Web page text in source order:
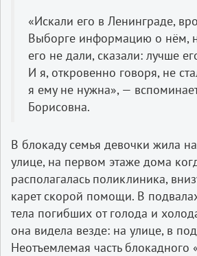
«Искали его в Ленинграде,
Выборге информацию о нём,
его не дали, сказали: лучше
И я, откровенно говоря, не
я ему не нужна», —
Борисовна.
В блокаду семья девочки жила
улице, на первом этаже дома
располагалась поликлиника,
карет скорой помощи. В
тела погибших от голода и
она видела везде: на улице, в
Неотъемлемая часть блокадного